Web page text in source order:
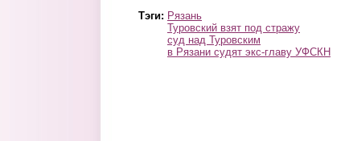
Тэги: Рязань
Туровский взят под стражу
суд над Туровским
в Рязани судят экс-главу УФСКН